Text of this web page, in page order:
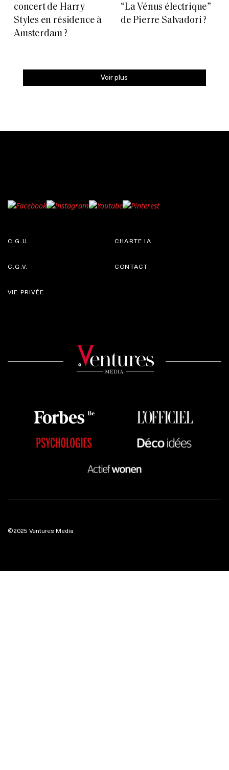
concert de Harry
Styles en résidence à
Amsterdam ?
“La Vénus électrique”
de Pierre Salvadori ?
Voir plus
C.G.U.
C.G.V.
CHARTE IA
CONTACT
VIE PRIVÉE
©2025 Ventures Media